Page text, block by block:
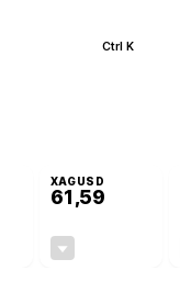
Ctrl K
XAGUSD
61,59